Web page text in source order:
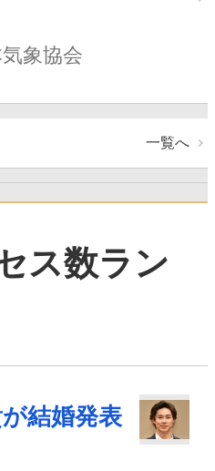
気象協会
一覧へ
ス数ラン
結婚発表